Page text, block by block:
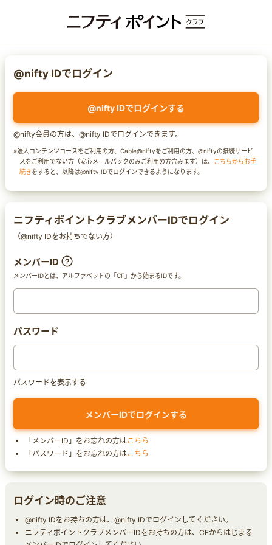
@nifty IDでログイン
@nifty IDでログインする
@nifty会員の方は、@nifty IDでログインできます。
※法人コンテンツコースをご利用の方、Cable@niftyをご利用の方、@niftyの接続サービ
スをご利用でない方（安心メールパックのみご利用の方含みます）は、 こちらからお手
続きをすると、以降は@nifty IDでログインできるようになります。
ニフティポイントクラブメンバーIDでログイン
（@nifty IDをお持ちでない方）
メンバーID
メンバーIDとは、アルファベットの「CF」から始まるIDです。
パスワード
パスワードを表示する
「メンバーID」をお忘れの方はこちら
「パスワード」をお忘れの方はこちら
ログイン時のご注意
@nifty IDをお持ちの方は、@nifty IDでログインしてください。
ニフティポイントクラブメンバーIDをお持ちの方は、CFからはじまる